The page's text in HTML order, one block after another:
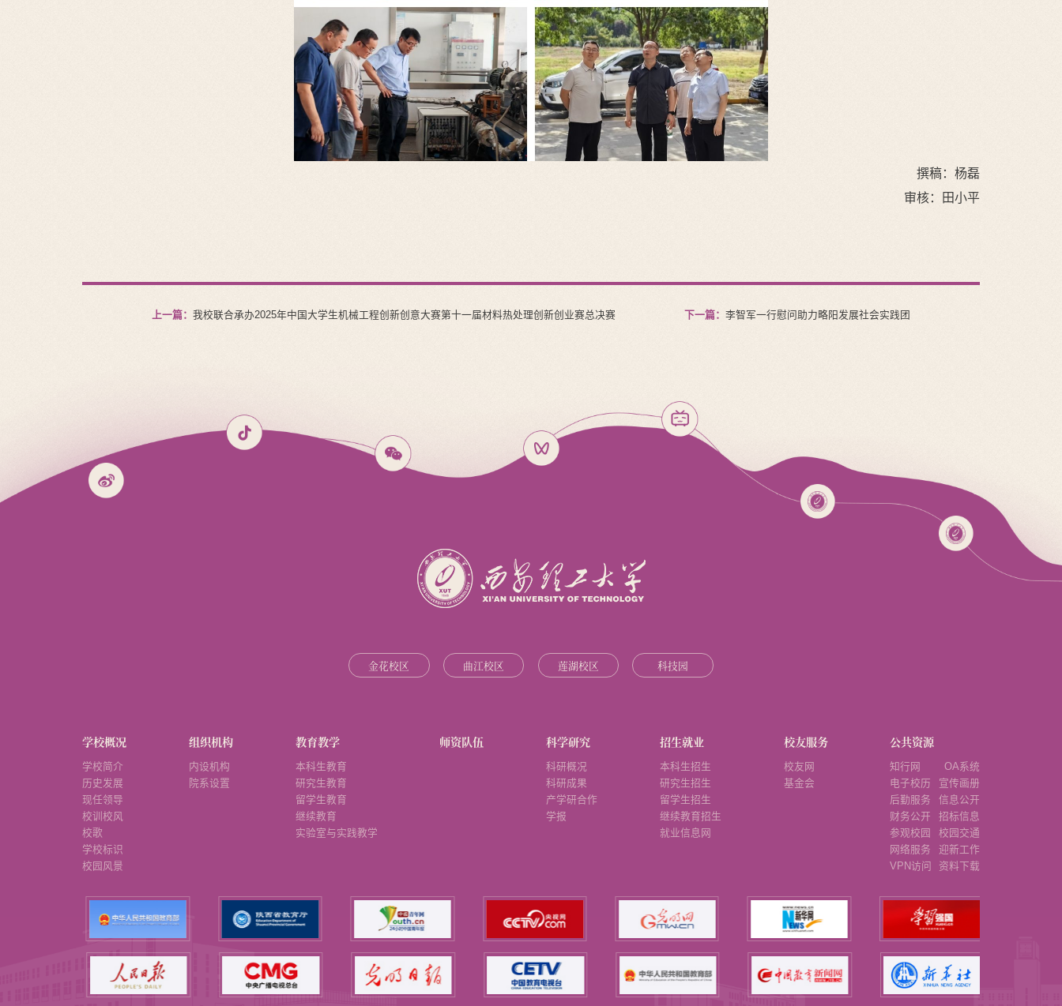
撰稿：杨磊
审核：田小平
上一篇： 我校联合承办2025年中国大学生机械工程创新创意大赛第十一届材料热处理创新创业赛总决赛 下一篇：李智军一行慰问助力略阳发展社会实践团
金花校区 曲江校区 莲湖校区 科技园
学校概况
学校简介
历史发展
现任领导
校训校风
校歌
学校标识
校园风景
组织机构
内设机构
院系设置
教育教学
本科生教育
研究生教育
留学生教育
继续教育
实验室与实践教学
师资队伍 科学研究
科研概况
科研成果
产学研合作
学报
招生就业
本科生招生
研究生招生
留学生招生
继续教育招生
就业信息网
校友服务
校友网
基金会
公共资源
知行网
OA系统
电子校历
宣传画册
后勤服务
信息公开
财务公开
招标信息
参观校园
校园交通
网络服务
迎新工作
VPN访问
资料下载